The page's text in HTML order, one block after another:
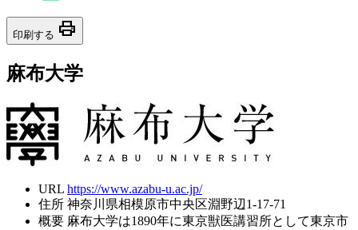
印刷する print
麻布大学
URL https://www.azabu-u.ac.jp/
住所 神奈川県相模原市中央区淵野辺1-17-71
概要 麻布大学は1890年に東京獣医講習所として東京市